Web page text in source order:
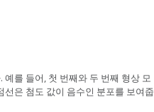
를 들어, 첫 번째와 두 번째 형상 모
은 첨도 값이 음수인 분포를 보여줍